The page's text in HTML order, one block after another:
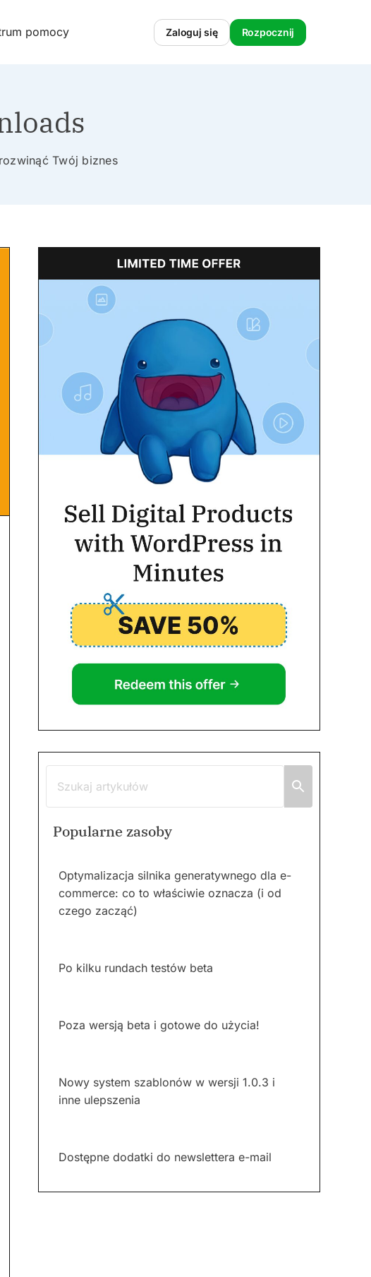
pomocy Zaloguj się Rozpocznij
Twój biznes
Popularne zasoby
Optymalizacja silnika generatywnego dla e-
commerce: co to właściwie oznacza (i od
czego zacząć)
Po kilku rundach testów beta
Poza wersją beta i gotowe do użycia!
Nowy system szablonów w wersji 1.0.3 i
inne ulepszenia
Dostępne dodatki do newslettera e-mail